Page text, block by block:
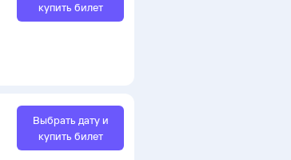
купить билет
Выбрать дату и
купить билет